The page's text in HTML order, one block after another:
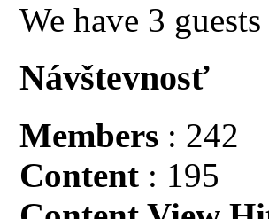
We have 3
Návštevnosť
Members : 242
Content : 195